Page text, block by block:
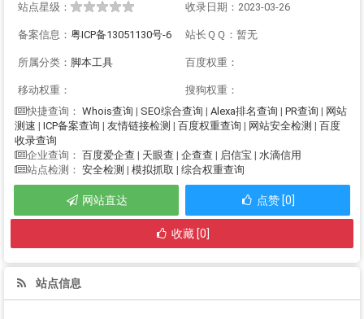
站点星级： 收录日期：2023-03-26
备案信息： 粤ICP备13051130号-6 站长ＱＱ：暂无
所属分类： 脚本工具 百度权重：
移动权重： 搜狗权重：
快捷查询： Whois查询 | SEO综合查询 | Alexa排名查询 | PR查询 | 网站
测速 | ICP备案查询 | 友情链接检测 | 百度权重查询 | 网站安全检测 | 百度
收录查询
企业查询： 百度爱企查 | 天眼查 | 企查查 | 启信宝 | 水滴信用
站点检测： 安全检测 | 模拟抓取 | 综合权重查询
网站直达 点赞 [0]
收藏 [0]
站点信息